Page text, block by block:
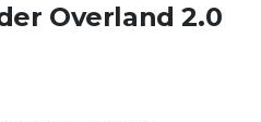
Overland 2.0